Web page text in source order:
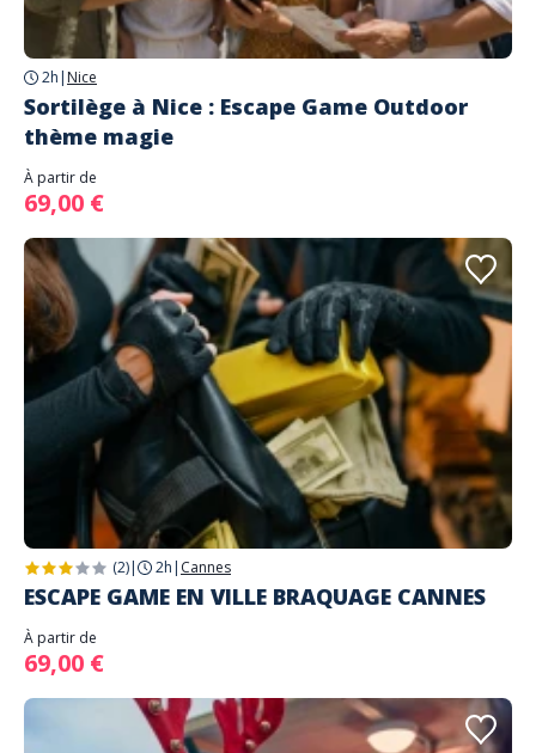
2h | Nice
Sortilège à Nice : Escape Game Outdoor
thème magie
À partir de
69,00 €
(2)| 2h | Cannes
ESCAPE GAME EN VILLE BRAQUAGE CANNES
À partir de
69,00 €